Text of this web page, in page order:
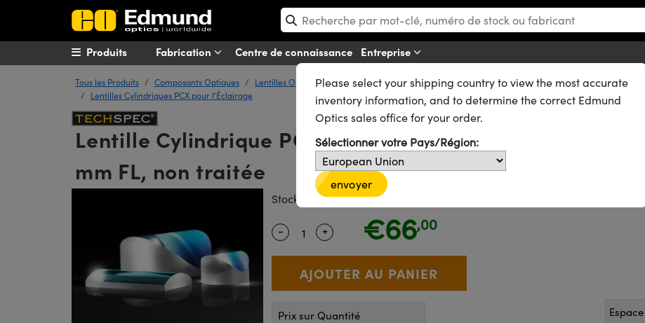
Fabrication Centre de connaissance Entreprise
Produits
Tous les Produits Composants Optiques Lentilles Optiques Lentilles Cylindriques
Lentilles Cylindriques pour l'Éclairage
Lentilles Cylindriques PCX pour l'Éclairage
Lentille Cylindrique PCX Qualité Illumination, 25,4 mm
mm FL, non traitée
Stock #35-026 20+ In Stock
Quantity Selector
- Use the plus and minus buttons to adjust the quantity.
+ €66,00
Prix sur Quantité
Please select your shipping country to view the most accurate
inventory information, and to determine the correct Edmund
Optics sales office for your order.
Sélectionner votre Pays/Région:
envoyer